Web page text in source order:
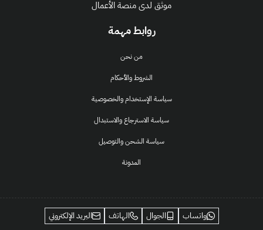
روابط مهمة
من نحن
الشروط والأحكام
سياسة الإستخدام والخصوصية
سياسة الاسترجاع والاستبدال
سياسة الشحن والتوصيل
المدونة
موثق لدى منصة الأعمال
واتساب الجوال الهاتف البريد الإلكتروني